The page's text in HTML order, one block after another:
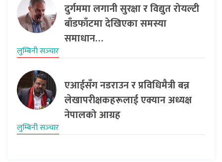
दुर्गममा लगानी सुरक्षा र विद्युत रोयल्टी
बाँडफाँटमा देखिएका समस्या
समाधान…
लुम्बिनी सञ्‍चार
एआईसँग नडराउन र प्रविधिमैत्री बन्न
लेखापरीक्षकहरूलाई एक्यान अध्यक्ष
नेपालको आग्रह
लुम्बिनी सञ्‍चार